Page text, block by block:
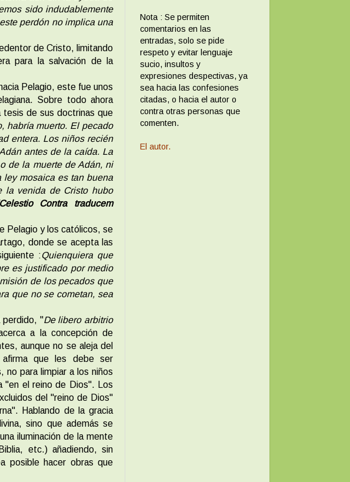
sido indudablemente
perdón no implica una
de Cristo, limitando
para la salvación de la
Pelagio, este fue unos
Sobre todo ahora
tesis de sus doctrinas que
habría muerto. El pecado
entera. Los niños recién
antes de la caída. La
de la muerte de Adán, ni
ley mosaica es tan buena
la venida de Cristo hubo
Contra traducem
Pelagio y los católicos, se
donde se acepta las
:Quienquiera que
es justificado por medio
de los pecados que
que no se cometan, sea
perdido, "De libero arbitrio
a la concepción de
aunque no se aleja del
que les debe ser
no para limpiar a los niños
"en el reino de Dios". Los
del "reino de Dios"
Hablando de la gracia
sino que además se
iluminación de la mente
etc.) añadiendo, sin
posible hacer obras que
Nota : Se permiten
comentarios en las
entradas, solo se pide
respeto y evitar lenguaje
sucio, insultos y
expresiones despectivas, ya
sea hacia las confesiones
citadas, o hacia el autor o
contra otras personas que
comenten.
El autor.